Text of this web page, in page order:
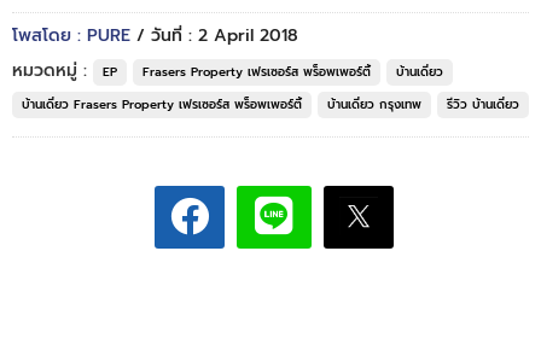
โพสโดย : PURE / วันที่ : 2 April 2018
หมวดหมู่ :
EP Frasers Property เฟรเซอร์ส พร็อพเพอร์ตี้
บ้านเดี่ยว
บ้านเดี่ยว Frasers Property เฟรเซอร์ส พร็อพเพอร์ตี้
บ้านเดี่ยว กรุงเทพ รีวิว บ้านเดี่ยว